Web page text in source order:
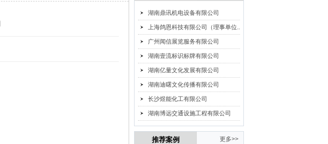
湖南鼎讯机电设备有限公司
上海鸽恩科技有限公司（理事单位...
广州闻信展览服务有限公司
湖南壹流标识标牌有限公司
湖南亿量文化发展有限公司
湖南迪曙文化传播有限公司
长沙煜能化工有限公司
湖南博远交通设施工程有限公司
更多>>
推荐案例